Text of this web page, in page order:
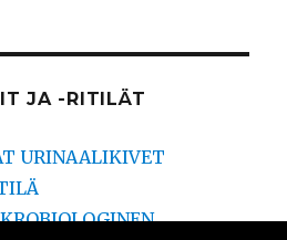
JA -RITILÄT
URINAALIKIVET